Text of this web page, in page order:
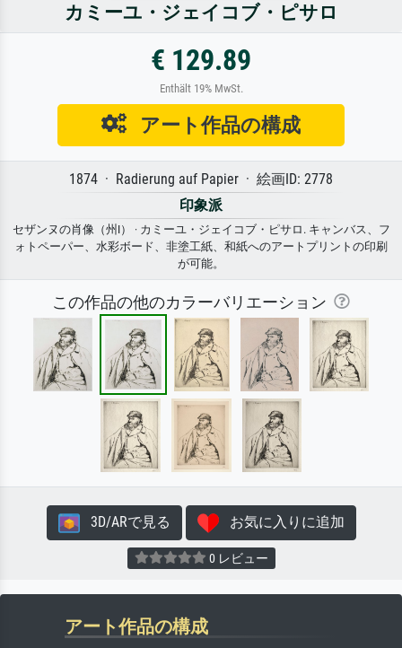
カミーユ・ジェイコブ・ピサロ
€ 129.89
Enthält 19% MwSt.
アート作品の構成
1874 · Radierung auf Papier · 絵画ID: 2778
印象派
セザンヌの肖像（州I） · カミーユ・ジェイコブ・ピサロ. キャンバス、フ
ォトペーパー、水彩ボード、非塗工紙、和紙へのアートプリントの印刷
が可能。
この作品の他のカラーバリエーション
3D/ARで見る お気に入りに追加
0 レビュー
アート作品の構成